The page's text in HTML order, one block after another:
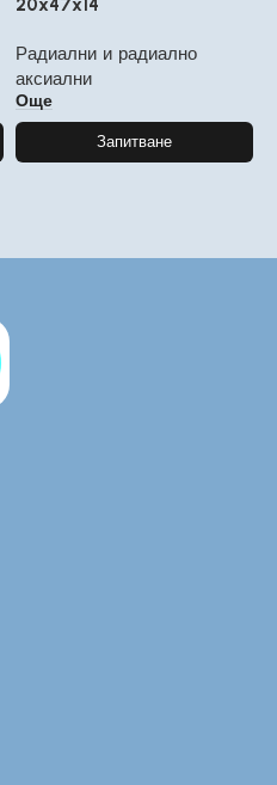
20x47x14
Радиални и радиално
аксиални
Още
Запитване